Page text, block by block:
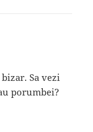
Sa vezi
porumbei?